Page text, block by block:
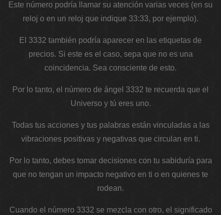
Este número podría llamar su atención varias veces (en su
reloj o en un reloj que indique 33:33, por ejemplo).
El 3332 también podría aparecer en las etiquetas de
precios. Si este es el caso, sepa que no es una
coincidencia. Sea consciente de esto.
Por lo tanto, el número de ángel 3332 te recuerda que el
Universo y tú eres uno.
Todas tus acciones y tus palabras están vinculadas a las
vibraciones positivas y negativas que circulan en ti.
Por lo tanto, debes tomar decisiones con tu sabiduría para
que no tengan un impacto negativo en ti o en quienes te
rodean.
Cuando el número 3332 se mezcla con otro, el significado